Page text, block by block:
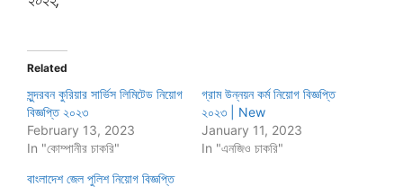
Related
সুন্দরবন কুরিয়ার সার্ভিস লিমিটেড নিয়োগ
বিজ্ঞপ্তি ২০২৩
February 13, 2023
In "কোম্পানীর চাকরি"
গ্রাম উন্নয়ন কর্ম নিয়োগ বিজ্ঞপ্তি
২০২৩ | New
January 11, 2023
In "এনজিও চাকরি"
বাংলাদেশ জেল পুলিশ নিয়োগ বিজ্ঞপ্তি